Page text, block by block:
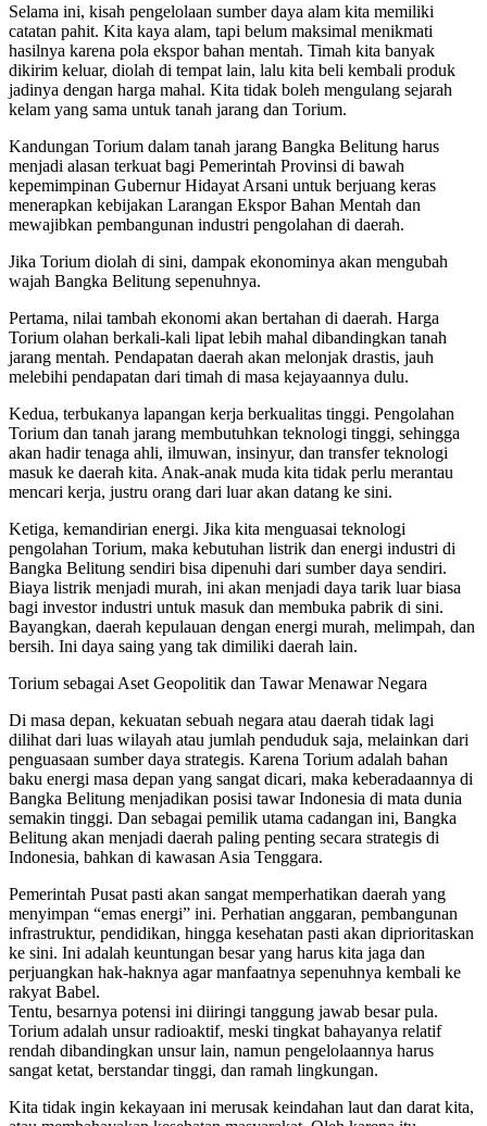
Selama ini, kisah pengelolaan sumber daya alam kita memiliki
catatan pahit. Kita kaya alam, tapi belum maksimal menikmati
hasilnya karena pola ekspor bahan mentah. Timah kita banyak
dikirim keluar, diolah di tempat lain, lalu kita beli kembali produk
jadinya dengan harga mahal. Kita tidak boleh mengulang sejarah
kelam yang sama untuk tanah jarang dan Torium.
Kandungan Torium dalam tanah jarang Bangka Belitung harus
menjadi alasan terkuat bagi Pemerintah Provinsi di bawah
kepemimpinan Gubernur Hidayat Arsani untuk berjuang keras
menerapkan kebijakan Larangan Ekspor Bahan Mentah dan
mewajibkan pembangunan industri pengolahan di daerah.
Jika Torium diolah di sini, dampak ekonominya akan mengubah
wajah Bangka Belitung sepenuhnya.
Pertama, nilai tambah ekonomi akan bertahan di daerah. Harga
Torium olahan berkali-kali lipat lebih mahal dibandingkan tanah
jarang mentah. Pendapatan daerah akan melonjak drastis, jauh
melebihi pendapatan dari timah di masa kejayaannya dulu.
Kedua, terbukanya lapangan kerja berkualitas tinggi. Pengolahan
Torium dan tanah jarang membutuhkan teknologi tinggi, sehingga
akan hadir tenaga ahli, ilmuwan, insinyur, dan transfer teknologi
masuk ke daerah kita. Anak-anak muda kita tidak perlu merantau
mencari kerja, justru orang dari luar akan datang ke sini.
Ketiga, kemandirian energi. Jika kita menguasai teknologi
pengolahan Torium, maka kebutuhan listrik dan energi industri di
Bangka Belitung sendiri bisa dipenuhi dari sumber daya sendiri.
Biaya listrik menjadi murah, ini akan menjadi daya tarik luar biasa
bagi investor industri untuk masuk dan membuka pabrik di sini.
Bayangkan, daerah kepulauan dengan energi murah, melimpah, dan
bersih. Ini daya saing yang tak dimiliki daerah lain.
Torium sebagai Aset Geopolitik dan Tawar Menawar Negara
Di masa depan, kekuatan sebuah negara atau daerah tidak lagi
dilihat dari luas wilayah atau jumlah penduduk saja, melainkan dari
penguasaan sumber daya strategis. Karena Torium adalah bahan
baku energi masa depan yang sangat dicari, maka keberadaannya di
Bangka Belitung menjadikan posisi tawar Indonesia di mata dunia
semakin tinggi. Dan sebagai pemilik utama cadangan ini, Bangka
Belitung akan menjadi daerah paling penting secara strategis di
Indonesia, bahkan di kawasan Asia Tenggara.
Pemerintah Pusat pasti akan sangat memperhatikan daerah yang
menyimpan “emas energi” ini. Perhatian anggaran, pembangunan
infrastruktur, pendidikan, hingga kesehatan pasti akan diprioritaskan
ke sini. Ini adalah keuntungan besar yang harus kita jaga dan
perjuangkan hak-haknya agar manfaatnya sepenuhnya kembali ke
rakyat Babel.
Tentu, besarnya potensi ini diiringi tanggung jawab besar pula.
Torium adalah unsur radioaktif, meski tingkat bahayanya relatif
rendah dibandingkan unsur lain, namun pengelolaannya harus
sangat ketat, berstandar tinggi, dan ramah lingkungan.
Kita tidak ingin kekayaan ini merusak keindahan laut dan darat kita,